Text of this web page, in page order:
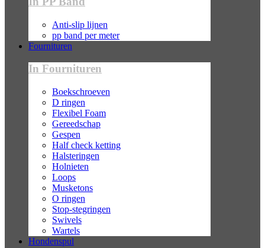
Anti-slip lijnen
pp band per meter
Fournituren
In Fournituren
Boekschroeven
D ringen
Flexibel Foam
Gereedschap
Gespen
Half check ketting
Halsteringen
Holnieten
Loops
Musketons
O ringen
Stop-stegringen
Swivels
Wartels
Hondenspul